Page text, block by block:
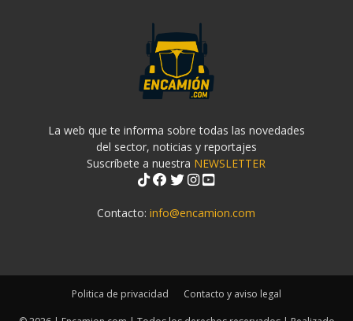
La web que te informa sobre todas las novedades
del sector, noticias y reportajes
Suscríbete a nuestra NEWSLETTER
Contacto:info@encamion.com
Politica de privacidad Contacto y aviso legal